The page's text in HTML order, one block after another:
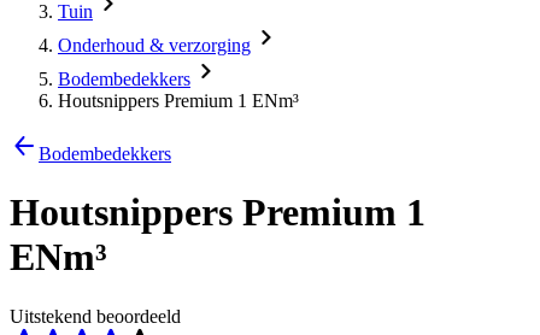
Tuin
Onderhoud & verzorging
Bodembedekkers
Houtsnippers Premium 1 ENm³
Bodembedekkers
Houtsnippers Premium 1
ENm³
Uitstekend beoordeeld